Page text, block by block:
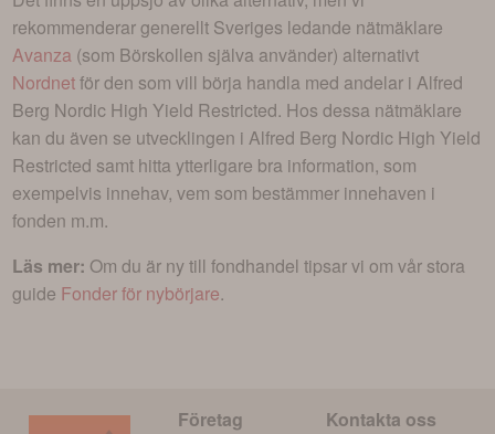
rekommenderar generellt Sveriges ledande nätmäklare
Avanza (som Börskollen själva använder) alternativt
Nordnetför den som vill börja handla med andelar iAlfred
Berg Nordic High Yield Restricted. Hos dessa nätmäklare
kan du även se utvecklingen iAlfred Berg Nordic High Yield
Restricted samt hitta ytterligare bra information, som
exempelvis innehav, vem som bestämmer innehaven i
fonden m.m.
Läs mer: Om du är ny till fondhandel tipsar vi om vår stora
guide Fonder för nybörjare.
Företag Kontakta oss